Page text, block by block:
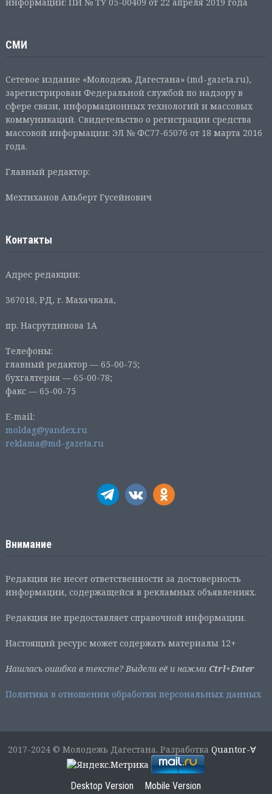
информации: ПИ № ТУ 05-00409 от 22 апреля 2019 года
СМИ
Сетевое издание «Молодежь Дагестана» (md-gazeta.ru),
зарегистрирован Федеральной службой по надзору в
сфере связи, информационных технологий и массовых
коммуникаций. Свидетельство о регистрации средства
массовой информации: ЭЛ № ФС77-65076 от 18 марта 2016
года.
Главный редактор:
Мехтиханов Альберт Гусейнович
Контакты
Адрес редакции:
367018, РД, г. Махачкала,
пр. Насрутдинова 1А
Телефоны:
главный редактор — 65-00-75;
бухгалтерия — 65-00-78;
факс — 65-00-75
E-mail:
moldag@yandex.ru
reklama@md-gazeta.ru
Внимание
Редакция не несет ответственности за достоверность
информации, содержащейся в рекламных объявлениях.
Редакция не предоставляет справочной информации.
Настоящий ресурс может содержать материалы 12+
Нашлась ошибка в тексте? Выдели её и нажми Ctrl+Enter
Политика в отношении обработки персональных данных
2017-2024 © Молодежь Дагестана. РазработкаQuantor-∀
Desktop Version Mobile Version